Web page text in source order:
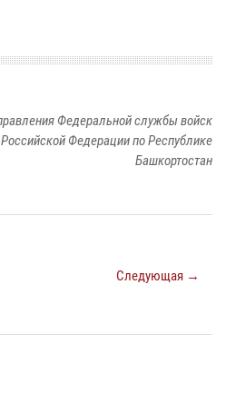
Федеральной службы войск
Федерации по Республике
Башкортостан
Следующая →